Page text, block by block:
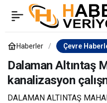
Haberler Çevre
Dalaman Altıntaş
kanalizasyon
DALAMAN ALTINTAŞ
Ilıca Termal Tatil
Köyündeki sıcak asfalt
çalışmaları tamamlandı